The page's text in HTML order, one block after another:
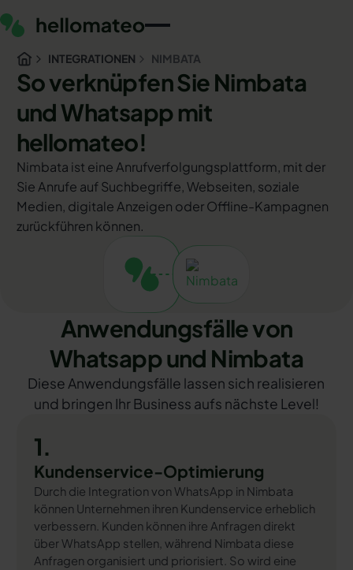
INTEGRATIONEN NIMBATA
So verknüpfen Sie Nimbata
und Whatsapp mit
hellomateo!
Nimbata ist eine Anrufverfolgungsplattform, mit der
Sie Anrufe auf Suchbegriffe, Webseiten, soziale
Medien, digitale Anzeigen oder Offline-Kampagnen
zurückführen können.
Anwendungsfälle von
Whatsapp und Nimbata
Diese Anwendungsfälle lassen sich realisieren
und bringen Ihr Business aufs nächste Level!
1.
Kundenservice-Optimierung
Durch die Integration von WhatsApp in Nimbata
können Unternehmen ihren Kundenservice erheblich
verbessern. Kunden können ihre Anfragen direkt
über WhatsApp stellen, während Nimbata diese
Anfragen organisiert und priorisiert. So wird eine